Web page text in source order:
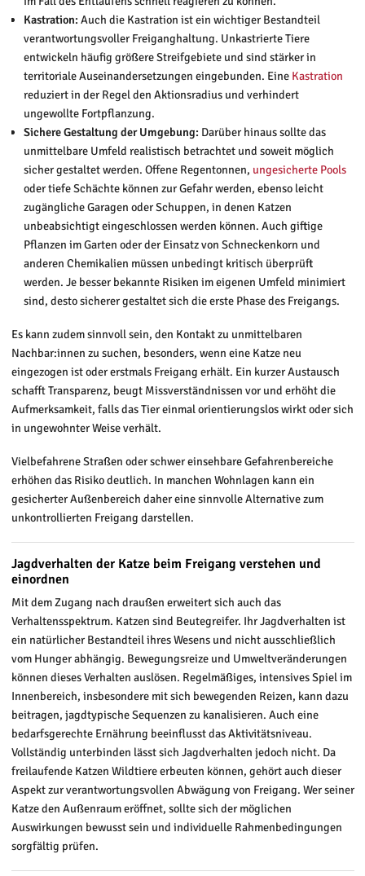
Kastration: Auch die Kastration ist ein wichtiger Bestandteil
verantwortungsvoller Freiganghaltung. Unkastrierte Tiere
entwickeln häufig größere Streifgebiete und sind stärker in
territoriale Auseinandersetzungen eingebunden. Eine Kastration
reduziert in der Regel den Aktionsradius und verhindert
ungewollte Fortpflanzung.
Sichere Gestaltung der Umgebung: Darüber hinaus sollte das
unmittelbare Umfeld realistisch betrachtet und soweit möglich
sicher gestaltet werden. Offene Regentonnen, ungesicherte Pools
oder tiefe Schächte können zur Gefahr werden, ebenso leicht
zugängliche Garagen oder Schuppen, in denen Katzen
unbeabsichtigt eingeschlossen werden können. Auch giftige
Pflanzen im Garten oder der Einsatz von Schneckenkorn und
anderen Chemikalien müssen unbedingt kritisch überprüft
werden. Je besser bekannte Risiken im eigenen Umfeld minimiert
sind, desto sicherer gestaltet sich die erste Phase des Freigangs.
Es kann zudem sinnvoll sein, den Kontakt zu unmittelbaren
Nachbar:innen zu suchen, besonders, wenn eine Katze neu
eingezogen ist oder erstmals Freigang erhält. Ein kurzer Austausch
schafft Transparenz, beugt Missverständnissen vor und erhöht die
Aufmerksamkeit, falls das Tier einmal orientierungslos wirkt oder sich
in ungewohnter Weise verhält.
Vielbefahrene Straßen oder schwer einsehbare Gefahrenbereiche
erhöhen das Risiko deutlich. In manchen Wohnlagen kann ein
gesicherter Außenbereich daher eine sinnvolle Alternative zum
unkontrollierten Freigang darstellen.
Jagdverhalten der Katze beim Freigang verstehen und
einordnen
Mit dem Zugang nach draußen erweitert sich auch das
Verhaltensspektrum. Katzen sind Beutegreifer. Ihr Jagdverhalten ist
ein natürlicher Bestandteil ihres Wesens und nicht ausschließlich
vom Hunger abhängig. Bewegungsreize und Umweltveränderungen
können dieses Verhalten auslösen. Regelmäßiges, intensives Spiel im
Innenbereich, insbesondere mit sich bewegenden Reizen, kann dazu
beitragen, jagdtypische Sequenzen zu kanalisieren. Auch eine
bedarfsgerechte Ernährung beeinflusst das Aktivitätsniveau.
Vollständig unterbinden lässt sich Jagdverhalten jedoch nicht. Da
freilaufende Katzen Wildtiere erbeuten können, gehört auch dieser
Aspekt zur verantwortungsvollen Abwägung von Freigang. Wer seiner
Katze den Außenraum eröffnet, sollte sich der möglichen
Auswirkungen bewusst sein und individuelle Rahmenbedingungen
sorgfältig prüfen.